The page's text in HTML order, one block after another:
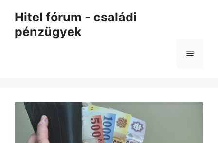
tartalomba
Hitel fórum - családi
pénzügyek
Menü